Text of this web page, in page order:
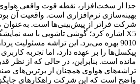
جدا از سخت‌افزار، نقطه قوت واقعی
بهینه‌سازی نرم‌افزاری است. واقعیت آن
9010 بهره می‌برد. این تراشه مسئولیت
پیکسل‌ها را بر عهده دارد، اما تجربه
مانده است. بنابراین، در حالی که از نظر
تراشه‌های هواوی همچنان از برترین‌های
واضح است که این شرکت راهکارهای